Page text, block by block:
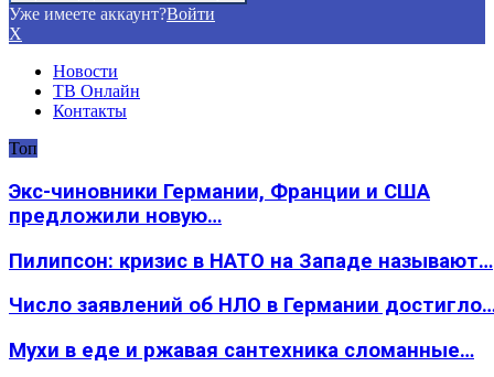
Уже имеете аккаунт?Войти
X
Новости
ТВ Онлайн
Контакты
Топ
Экс-чиновники Германии, Франции и США
предложили новую…
Пилипсон: кризис в НАТО на Западе называют…
Число заявлений об НЛО в Германии
Мухи в еде и ржавая сантехника сломанные…